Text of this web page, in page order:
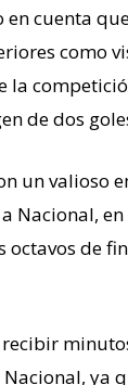
cuenta
como
la
de dos
un valioso
Nacional,
octavos de
ya